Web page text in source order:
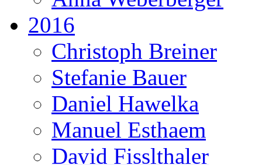
2016
Christoph Breiner
Stefanie Bauer
Daniel Hawelka
Manuel Esthaem
David Fisslthaler